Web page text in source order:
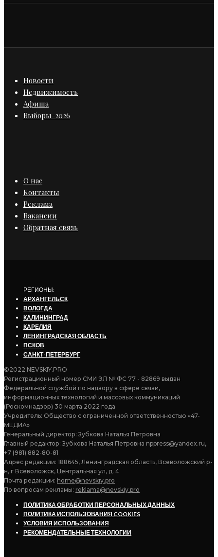
Новости
Недвижимость
Афиша
Выборы-2026
О нас
Контакты
Реклама
Вакансии
Обратная связь
РЕГИОНЫ:
АРХАНГЕЛЬСК
ВОЛОГДА
КАЛИНИНГРАД
КАРЕЛИЯ
ЛЕНИНГРАДСКАЯ ОБЛАСТЬ
ПСКОВ
САНКТ-ПЕТЕРБУРГ
©2022 NEVSKIY.PRO
Регистрационный номер СМИ ЭЛ № ФС 77 - 82869 выдан
Федеральной службой по надзору в сфере связи,
информационных технологий и массовых коммуникаций
(Роскомнадзор) 30 марта 2022 года
Учредитель: Общество с ограниченной ответственностью «47-
МЕДИА»
Генеральный директор: Зубкова Наталья Петровна
Главный редактор: Зубкова Наталья Петровна nppress@yandex.ru,
+7 (981) 882-80-81
Адрес редакции: 188645, Ленинградская область, Всеволожский р-
н, г Всеволожск, Центральная ул, д. 4
Почта редакции: home@nevskiy.pro
По вопросам рекламы: reklama@nevskiy.pro
ПОЛИТИКА ОБРАБОТКИ ПЕРСОНАЛЬНЫХ ДАННЫХ
ПОЛИТИКА ИСПОЛЬЗОВАНИЯ COOKIES
УСЛОВИЯ ИСПОЛЬЗОВАНИЯ
РЕКОМЕНДАТЕЛЬНЫЕ ТЕХНОЛОГИИ